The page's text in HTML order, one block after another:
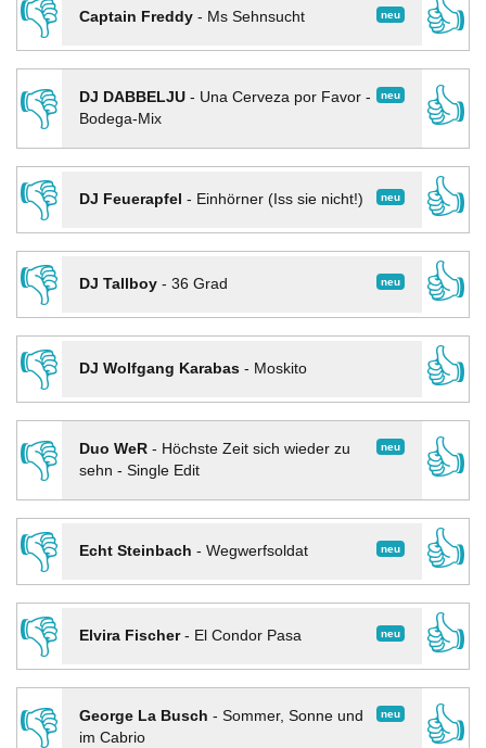
👎
neu
Captain Freddy- Ms Sehnsucht
👍
👎
neu
DJ DABBELJU- Una Cerveza por Favor -
Bodega-Mix
👍
👎
neu
DJ Feuerapfel - Einhörner (Iss sie nicht!)
👍
👎
neu
DJ Tallboy- 36 Grad
👍
👎
DJ Wolfgang Karabas- Moskito
👍
👎
neu
Duo WeR- Höchste Zeit sich wieder zu
sehn - Single Edit
👍
👎
neu
Echt Steinbach - Wegwerfsoldat
👍
👎
neu
Elvira Fischer- El Condor Pasa
👍
👎
neu
George La Busch - Sommer, Sonne und
im Cabrio
👍